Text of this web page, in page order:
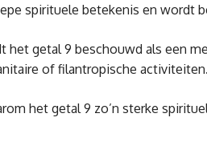
spirituele betekenis en wordt
het getal 9 beschouwd als een
of filantropische
het getal 9 zo’n sterke